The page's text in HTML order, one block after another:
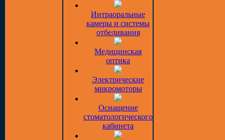
Интраоральные
камеры и системы
отбеливания
Медицинская
оптика
Электрические
микромоторы
Оснащение
стоматологического
кабинета